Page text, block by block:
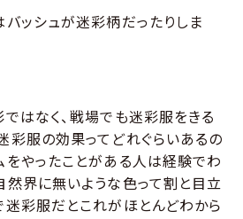
バッシュが迷彩柄だったりしま
はなく、戦場でも迷彩服をきる
彩服の効果ってどれぐらいあるの
をやったことがある人は経験でわ
然界に無いような色って割と目立
迷彩服だとこれがほとんどわから